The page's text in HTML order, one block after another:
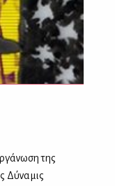
της
Δύναμις